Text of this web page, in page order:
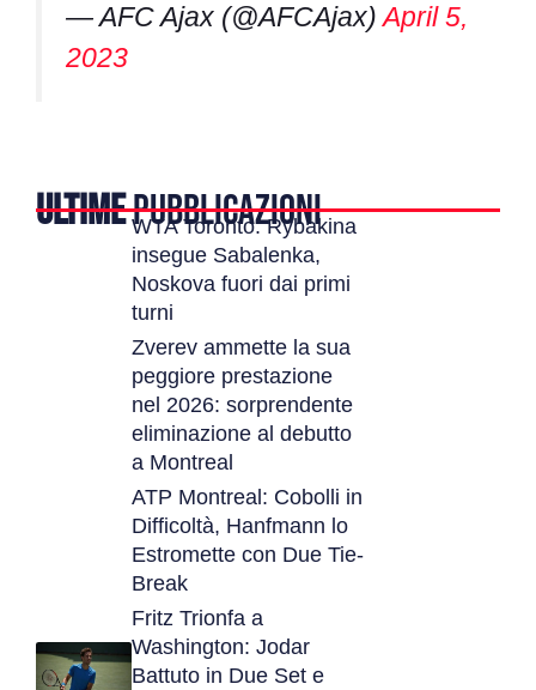
— AFC Ajax (@AFCAjax)April 5,
2023
ULTIMEPUBBLICAZIONI
WTA Toronto: Rybakina
insegue Sabalenka,
Noskova fuori dai primi
turni
Zverev ammette la sua
peggiore prestazione
nel 2026: sorprendente
eliminazione al debutto
a Montreal
ATP Montreal: Cobolli in
Difficoltà, Hanfmann lo
Estromette con Due Tie-
Break
Fritz Trionfa a
Washington: Jodar
Battuto in Due Set e